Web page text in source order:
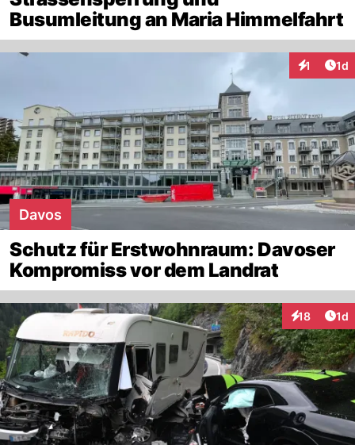
Busumleitung an Maria Himmelfahrt
1 1d
Davos
Schutz für Erstwohnraum: Davoser
Kompromiss vor dem Landrat
18 1d